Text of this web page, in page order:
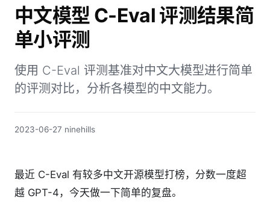
中文模型 C-Eval 评测结果简
单小评测
使用 C-Eval 评测基准对中文大模型进行简单
的评测对比，分析各模型的中文能力。
2023-06-27 ninehills
最近 C-Eval 有较多中文开源模型打榜，分数一度超
越 GPT-4，今天做一下简单的复盘。